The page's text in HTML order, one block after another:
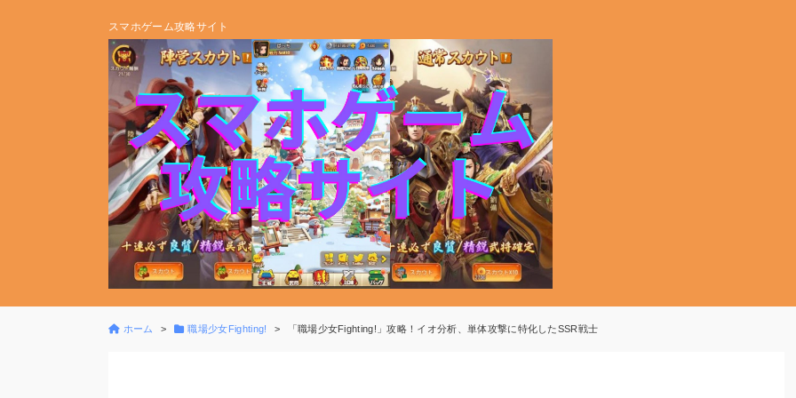
スマホゲーム攻略サイト
ホーム 職場少女Fighting! 「職場少女Fighting!」攻略！イオ分析、単体攻撃に特化したSSR戦士